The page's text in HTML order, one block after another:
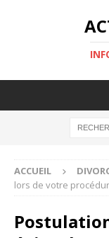
ACCUEIL
lors de votre